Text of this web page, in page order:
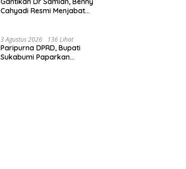
Cahyadi Resmi Menjabat
Publik.
3 Agustus 2026 136 Lihat
Paripurna DPRD, Bupati
Sukabumi Paparkan